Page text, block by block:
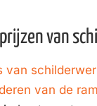
van
van
van de